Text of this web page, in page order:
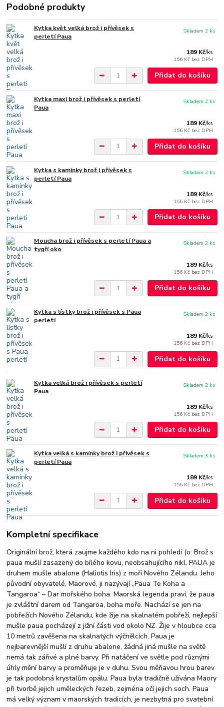
Podobné produkty
Kytka květ velká brož i přívěsek s
perletí Paua
189 Kč/ks
156 Kč bez DPH
Skladem 2 ks
Přidat do košíku
Kytka maxi brož i přívěsek s perletí
Paua
189 Kč/ks
156 Kč bez DPH
Skladem 2 ks
Přidat do košíku
Kytka s kamínky brož i přívěsek s
perletí Paua
189 Kč/ks
156 Kč bez DPH
Skladem 2 ks
Přidat do košíku
Moucha brož i přívěsek s perletí Paua a
tygří oko
189 Kč/ks
156 Kč bez DPH
Skladem 2 ks
Přidat do košíku
Kytka s lístky brož i přívěsek s Paua
perletí
189 Kč/ks
156 Kč bez DPH
Skladem 2 ks
Přidat do košíku
Kytka velká brož i přívěsek s perletí
Paua
189 Kč/ks
156 Kč bez DPH
Skladem 2 ks
Přidat do košíku
Kytka velká s kamínky brož i přívěsek s
perletí Paua
189 Kč/ks
156 Kč bez DPH
Skladem 3 ks
Přidat do košíku
Kompletní specifikace
Originální brož, která zaujme každého kdo na ni pohledí (o: Brož s
paua mušlí zasazený do bílého kovu, neobsahujícího nikl. PAUA je
druhem mušle abalone (Haliotis Iris) z moří Nového Zélandu. Jeho
původní obyvatelé, Maorové, ji nazývají „Paua Te Koha a
Tangaroa“ – Dar mořského boha. Maorská legenda praví, že paua
je zvláštní darem od Tangaroa, boha moře. Nachází se jen na
pobřežích Nového Zélandu, kde žije na skalnatém pobřeží, nejlepší
mušle paua pocházejí z jižní části vod okolo NZ. Žije v hloubce cca
10 metrů zavěšena na skalnatých výčnělcích. Paua je
nejbarevnější mušlí z druhu abalone, žádná jiná mušle na světě
nemá tak zářivé a plné barvy. Při natáčení ve světle pod různými
úhly mění barvy a proměňuje je v duhu. Svou měňavou hrou barev
je tak podobná krystalům opálu. Paua byla tradičně užívána Maory
při tvorbě jejich uměleckých řezeb, zejména očí jejich soch. Paua
má velký význam v maorských tradicích, je nezbytná pro svatební